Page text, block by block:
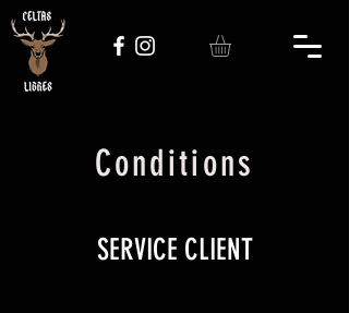
Conditions
SERVICE CLIENT